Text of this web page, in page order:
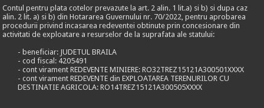
Contul pentru plata cotelor prevazute la art. 2 alin. 1 lit.a) si b) si dupa caz
alin. 2 lit. a) si b) din Hotararea Guvernului nr. 70/2022, pentru aprobarea
procedurii privind incasarea redeventei obtinute prin concesionare din
activitati de exploatare a resurselor de la suprafata ale statului:
- beneficiar: JUDETUL BRAILA
- cod fiscal: 4205491
- cont virament REDEVENTE MINIERE: RO32TREZ15121A300501XXXX
- cont virament REDEVENTE din EXPLOATAREA TERENURILOR CU
DESTINATIE AGRICOLA: RO14TREZ15121A300505XXXX